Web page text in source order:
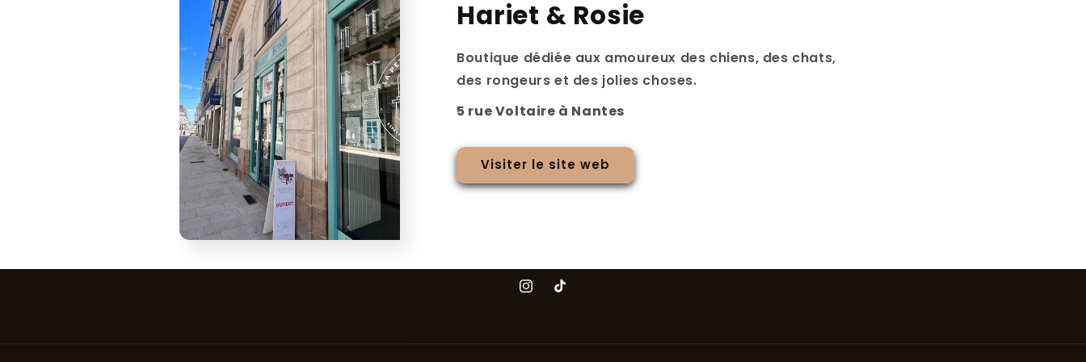
Hariet & Rosie
Boutique dédiée aux amoureux des chiens, des chats,
des rongeurs et des jolies choses.
5 rue Voltaire à Nantes
Visiter le site web
Instagram
TikTok